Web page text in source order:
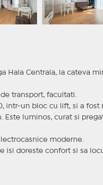
Hala Centrala, la cateva
transport, facultati.
intr-un bloc cu lift, si a fost
Este luminos, curat si
moderne.
isi doreste confort si sa